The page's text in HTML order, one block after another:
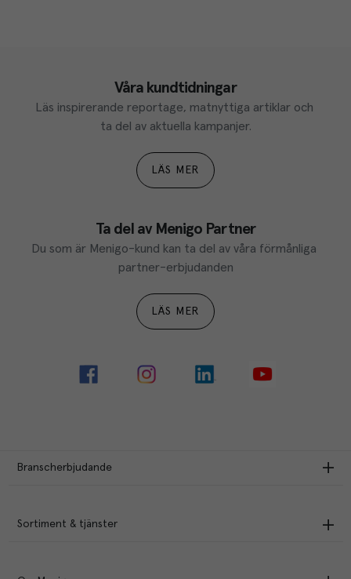
Våra kundtidningar
Läs inspirerande reportage, matnyttiga artiklar och
ta del av aktuella kampanjer.
LÄS MER
Ta del av Menigo Partner
Du som är Menigo-kund kan ta del av våra förmånliga
partner-erbjudanden
LÄS MER
Branscherbjudande
Sortiment & tjänster